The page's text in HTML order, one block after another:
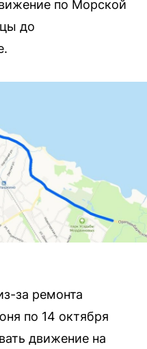
по Морской
до
за ремонта
по 14 октября
движение на